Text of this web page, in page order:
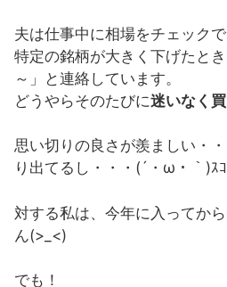
夫は仕事中に相場をチェックで
特定の銘柄が大きく下げたと
～」と連絡しています。
どうやらそのたびに迷いなく
思い切りの良さが羨ましい・
り出てるし・・・(´・ω・｀)ｽ
対する私は、今年に入ってか
ん(>_<)
でも！